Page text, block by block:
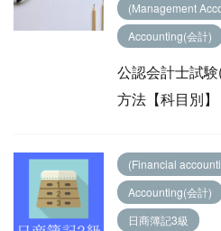
(Management
Accounting(会計)
公認会計士試
方法【科目別】
(Financial
Accounting(会計)
日商簿記3級